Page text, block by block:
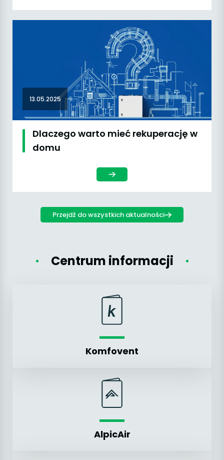
13.05.2025
Dlaczego warto mieć rekuperację w
domu
Przejdź do wszystkich aktualności
Centrum informacji
Komfovent
AlpicAir